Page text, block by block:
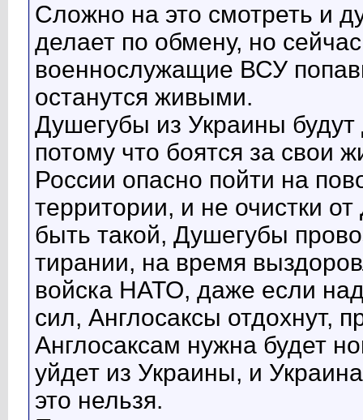
Сложно на это смотреть и
делает по обмену, но
военнослужащие ВСУ
останутся живыми.
Душегубы из Украины будут
потому что боятся за свои
России опасно пойти на
территории, и не очистки
быть такой, Душегубы
тирании, на время
войска НАТО, даже если
сил, Англосаксы отдохнут,
Англосаксам нужна будет
уйдет из Украины, и
это нельзя.